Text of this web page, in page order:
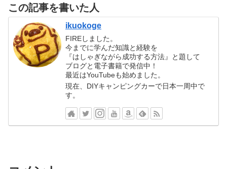
この記事を書いた人
ikuokoge
FIREしました。
今までに学んだ知識と経験を
『はしゃぎながら成功する方法』と題して
ブログと電子書籍で発信中！
最近はYouTubeも始めました。
現在、DIYキャンピングカーで日本一周中で
す。